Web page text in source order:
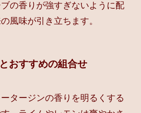
の香りが強すぎないように配
風味が引き立ちます。
おすすめの組合せ
タージンの香りを明るくする